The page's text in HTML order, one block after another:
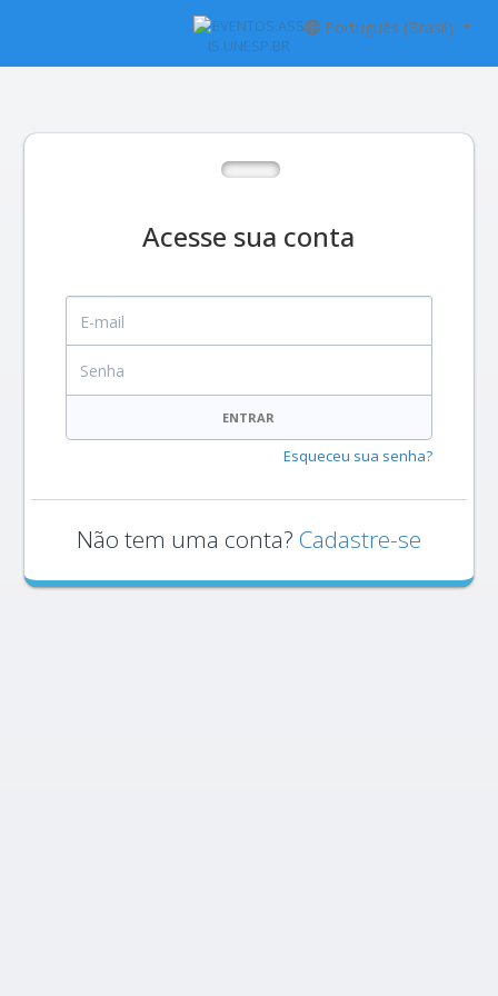
Português (Brasil)
Acesse sua conta
E-mail
ENTRAR
Esqueceu sua senha?
Não tem uma conta? Cadastre-se